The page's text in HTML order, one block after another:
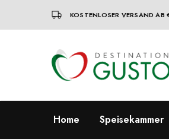
KOSTENLOSER VERSAND AB
Destination
Gusto
Italienische
Exzellenz
100%
qualität
Home Speisekammer